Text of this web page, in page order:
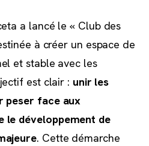
a lancé le « Club des
à créer un espace de
et stable avec les
est clair : unir les
peser face aux
le développement de
. Cette démarche